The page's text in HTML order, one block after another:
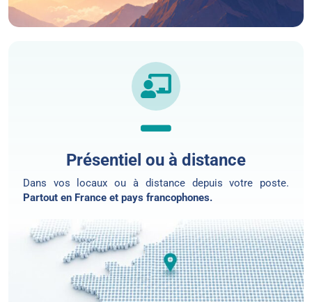
Présentiel ou à distance
Dans vos locaux ou à distancedepuis votre poste.
Partout en France et pays francophones.